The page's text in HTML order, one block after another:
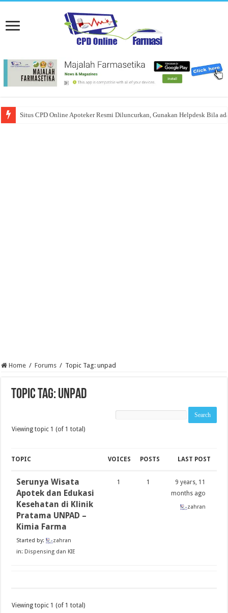
Situs CPD Online Apoteker Resmi Diluncurkan, Gunakan Helpdesk Bila
Home / Forums / Topic Tag: unpad
Topic Tag: unpad
Viewing topic 1 (of 1 total)
TOPIC VOICES POSTS LAST POST
Serunya Wisata
Apotek dan Edukasi
Kesehatan di Klinik
Pratama UNPAD –
Kimia Farma
Started by:
zahran
in: Dispensing dan KIE
1 1
9 years, 11
months ago
zahran
Viewing topic 1 (of 1 total)